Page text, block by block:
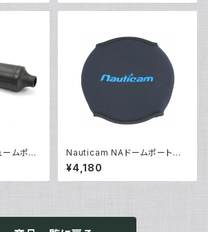
ムポン
Nauticam NAドームポートカ
バー140 [21068]
¥4,180